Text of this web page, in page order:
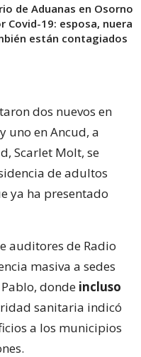
de Aduanas en Osorno
Covid-19: esposa, nuera
están contagiados
dos nuevos en
uno en Ancud, a
Scarlet Molt, se
de adultos
ya ha presentado
auditores de Radio
masiva a sedes
donde incluso
sanitaria indicó
a los municipios